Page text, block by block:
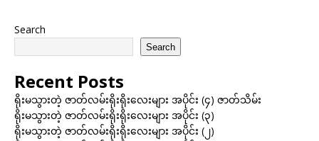
Search
Search
Recent Posts
ရိုးမသွားတဲ့ ဇာတ်လမ်းရိုးရိုးလေးများ အပိုင်း (၄) ဇာတ်သိမ်း
ရိုးမသွားတဲ့ ဇာတ်လမ်းရိုးရိုးလေးများ အပိုင်း (၃)
ရိုးမသွားတဲ့ ဇာတ်လမ်းရိုးရိုးလေးများ အပိုင်း (၂)